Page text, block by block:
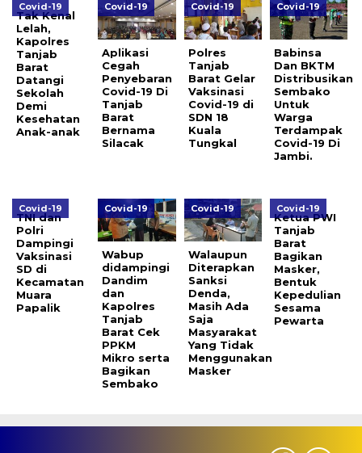
Covid-19
Tak Kenal
Lelah,
Kapolres
Tanjab
Barat
Datangi
Sekolah
Demi
Kesehatan
Anak-anak
Covid-19
Aplikasi
Cegah
Penyebaran
Covid-19 Di
Tanjab
Barat
Bernama
Silacak
Covid-19
Polres
Tanjab
Barat Gelar
Vaksinasi
Covid-19 di
SDN 18
Kuala
Tungkal
Covid-19
Babinsa
Dan BKTM
Distribusikan
Sembako
Untuk
Warga
Terdampak
Covid-19 Di
Jambi.
Covid-19
TNI dan
Polri
Dampingi
Vaksinasi
SD di
Kecamatan
Muara
Papalik
Covid-19
Wabup
didampingi
Dandim
dan
Kapolres
Tanjab
Barat Cek
PPKM
Mikro serta
Bagikan
Sembako
Covid-19
Walaupun
Diterapkan
Sanksi
Denda,
Masih Ada
Saja
Masyarakat
Yang Tidak
Menggunakan
Masker
Covid-19
Ketua PWI
Tanjab
Barat
Bagikan
Masker,
Bentuk
Kepedulian
Sesama
Pewarta